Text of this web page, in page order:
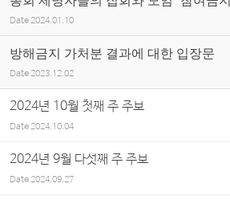
Date 2024.01.10
방해금지 가처분 결과에 대한 입장문
Date 2023.12.02
2024년 10월 첫째 주 주보
Date2024.10.04
2024년 9월 다섯째 주 주보
Date2024.09.27